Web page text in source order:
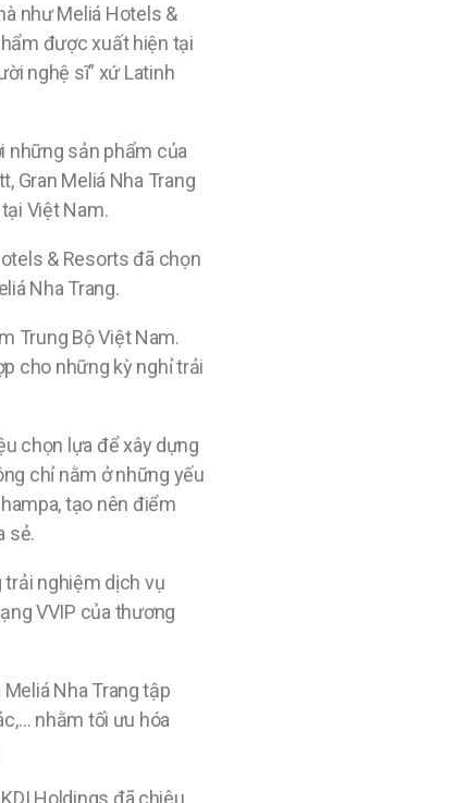
như Meliá Hotels &
được xuất hiện tại
nghệ sĩ” xứ Latinh
những sản phẩm của
Gran Meliá Nha Trang
Việt Nam.
& Resorts đã chọn
Nha Trang.
Trung Bộ Việt Nam.
cho những kỳ nghỉ trải
chọn lựa để xây dựng
chỉ nằm ở những yếu
tạo nên điểm
sẻ.
trải nghiệm dịch vụ
VVIP của thương
Nha Trang tập
nhằm tối ưu hóa
Holdings đã chiêu